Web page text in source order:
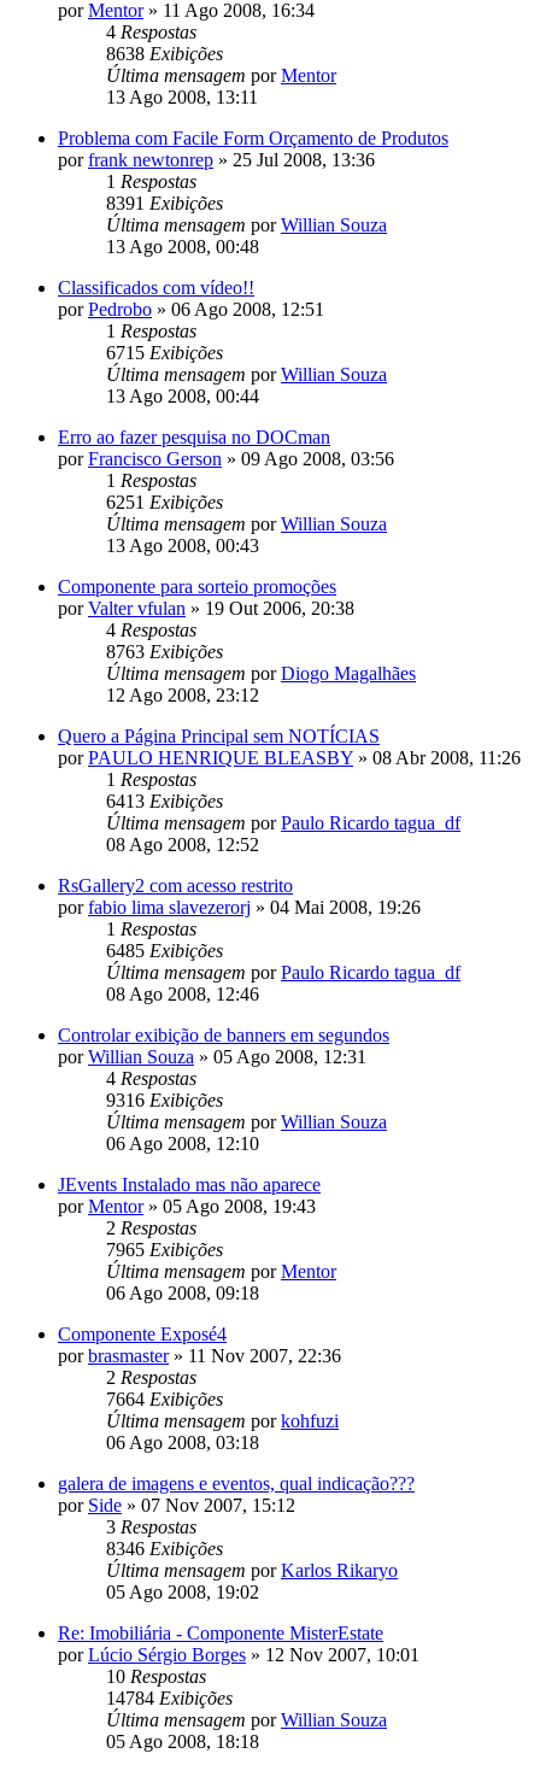
porMentor» 11 Ago 2008, 16:34
4 Respostas
8638 Exibições
Última mensagem porMentor
13 Ago 2008, 13:11
Problema com Facile Form Orçamento de Produtos
porfrank newtonrep » 25 Jul 2008, 13:36
1 Respostas
8391 Exibições
Última mensagem porWillian Souza
13 Ago 2008, 00:48
Classificados com vídeo!!
porPedrobo » 06 Ago 2008, 12:51
1 Respostas
6715 Exibições
Última mensagem porWillian Souza
13 Ago 2008, 00:44
Erro ao fazer pesquisa no DOCman
porFrancisco Gerson » 09 Ago 2008, 03:56
1 Respostas
6251 Exibições
Última mensagem porWillian Souza
13 Ago 2008, 00:43
Componente para sorteio promoções
porValter vfulan » 19 Out 2006, 20:38
4 Respostas
8763 Exibições
Última mensagem porDiogo Magalhães
12 Ago 2008, 23:12
Quero a Página Principal sem NOTÍCIAS
porPAULO HENRIQUE BLEASBY » 08 Abr 2008, 11:26
1 Respostas
6413 Exibições
Última mensagem porPaulo Ricardo tagua_df
08 Ago 2008, 12:52
RsGallery2 com acesso restrito
porfabio lima slavezerorj » 04 Mai 2008, 19:26
1 Respostas
6485 Exibições
Última mensagem porPaulo Ricardo tagua_df
08 Ago 2008, 12:46
Controlar exibição de banners em segundos
porWillian Souza » 05 Ago 2008, 12:31
4 Respostas
9316 Exibições
Última mensagem porWillian Souza
06 Ago 2008, 12:10
JEvents Instalado mas não aparece
porMentor» 05 Ago 2008, 19:43
2 Respostas
7965 Exibições
Última mensagem porMentor
06 Ago 2008, 09:18
Componente Exposé4
porbrasmaster» 11 Nov 2007, 22:36
2 Respostas
7664 Exibições
Última mensagem porkohfuzi
06 Ago 2008, 03:18
galera de imagens e eventos, qual indicação???
por Side » 07 Nov 2007, 15:12
3 Respostas
8346 Exibições
Última mensagem porKarlos Rikaryo
05 Ago 2008, 19:02
Re: Imobiliária - Componente MisterEstate
porLúcio Sérgio Borges » 12 Nov 2007, 10:01
10 Respostas
14784 Exibições
Última mensagem porWillian Souza
05 Ago 2008, 18:18